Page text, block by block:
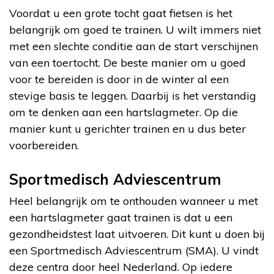
Voordat u een grote tocht gaat fietsen is het
belangrijk om goed te trainen. U wilt immers niet
met een slechte conditie aan de start verschijnen
van een toertocht. De beste manier om u goed
voor te bereiden is door in de winter al een
stevige basis te leggen. Daarbij is het verstandig
om te denken aan een hartslagmeter. Op die
manier kunt u gerichter trainen en u dus beter
voorbereiden.
Sportmedisch Adviescentrum
Heel belangrijk om te onthouden wanneer u met
een hartslagmeter gaat trainen is dat u een
gezondheidstest laat uitvoeren. Dit kunt u doen bij
een Sportmedisch Adviescentrum (SMA). U vindt
deze centra door heel Nederland. Op iedere